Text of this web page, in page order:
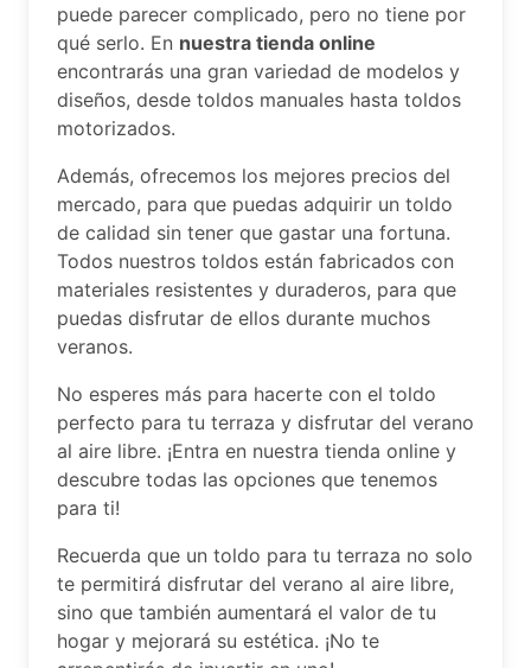
puede parecer complicado, pero no tiene por
qué serlo. En nuestra tienda online
encontrarás una gran variedad de modelos y
diseños, desde toldos manuales hasta toldos
motorizados.
Además, ofrecemos los mejores precios del
mercado, para que puedas adquirir un toldo
de calidad sin tener que gastar una fortuna.
Todos nuestros toldos están fabricados con
materiales resistentes y duraderos, para que
puedas disfrutar de ellos durante muchos
veranos.
No esperes más para hacerte con el toldo
perfecto para tu terraza y disfrutar del verano
al aire libre. ¡Entra en nuestra tienda online y
descubre todas las opciones que tenemos
para ti!
Recuerda que un toldo para tu terraza no solo
te permitirá disfrutar del verano al aire libre,
sino que también aumentará el valor de tu
hogar y mejorará su estética. ¡No te